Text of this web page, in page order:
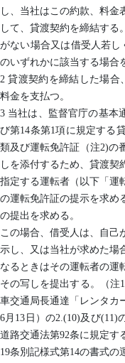
し、当社はこの約款、料
して、貸渡契約を締結する
がない場合又は借受人若
のいずれかに該当する場合
2 貸渡契約を締結した場合
料金を支払つ。
3 当社は、監督官庁の基本
び第14条第1項に規定する
類及び運転免許証（注2)の
しを添付するため、貸渡
指定する運転者（以下「運
の運転免許証の提示を求め
の提出を求める。
この場合、借受人は、自己
示し、又は当社が求めた場
なるときはその運転者の運
その写しを提出する。（注
車交通局長通達「レンタカ
6月13日）の2.(10)及び(11)
道路交通法第92条に規定す
19条別記様式第14の書式